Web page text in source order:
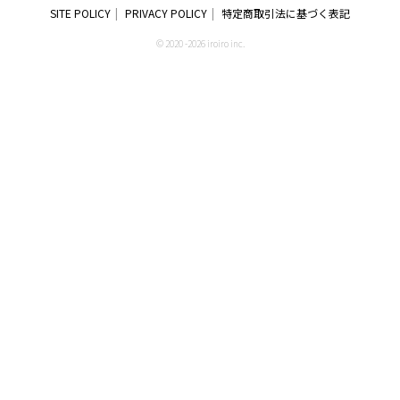
SITE POLICY PRIVACY POLICY 特定商取引法に基づく表記
© 2020 -2026 iroiro inc.